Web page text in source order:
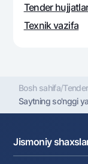
Tender
Texnik vazifa
Bosh sahifa/
Saytning so'nggi
Jismoniy